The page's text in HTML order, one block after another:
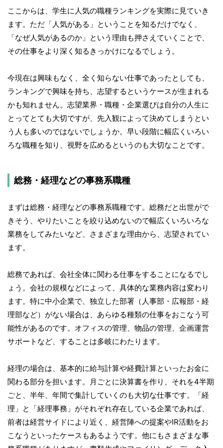
ここからは、学生に人気の職種ランキングを実際に見ていき
ます。ただ「人気がある」ということを知るだけでなく、
「なぜ人気があるのか」という理由も押さえていくことで、
その仕事をより深く知るきっかけになるでしょう。
今現在は興味もなく、全く知らない仕事であったとしても、
ランキングで興味を持ち、志望するというケースが生まれる
かも知れません。志望業界・職種・企業選びは自分の人生に
とってとても大切ですが、先入観によって決めてしまうとい
う人も多いのではないでしょうか。早い段階に幅広くいろい
ろな職種を知り、視野を広めるというのも大切なことです。
総務・経理などの事務系職種
まずは総務・経理などの事務系職種です。総務だと出世がで
きそう、やりたいことを絞り込めないので幅広くいろいろな
業務をしてみたいなど、さまざまな理由から、志望されてい
ます。
総務であれば、会社全体に関わる仕事をすることになるでし
ょう。会社の規模などによって、具体的な業務内容は変わり
ます。特に中小企業で、独立した部署（人事部・広報部・経
理部など）がない場合は、あらゆる種類の仕事をおこなう可
能性があるのです。オフィスの管理、物品の管理、企画運営
サポートなど、することは多岐にわたります。
経理の場合は、基本的に給与計算や経費計算といったお金に
関わる部分を担います。月ごとに決算書を作り、それを4半期
ごと、半年、年間で集計していくのも大切な仕事です。「経
理」と「経理事務」がそれぞれ存在している企業であれば、
前者は経営サイドにより近く、経営陣への提案やIR活動をお
こなうといったケースもあるようです。他にもさまざまな事